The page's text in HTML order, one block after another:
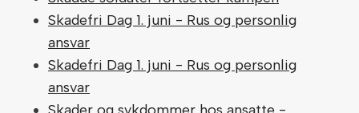
Skadefri Dag 1. juni - Rus og personlig
ansvar
Skadefri Dag 1. juni - Rus og personlig
ansvar